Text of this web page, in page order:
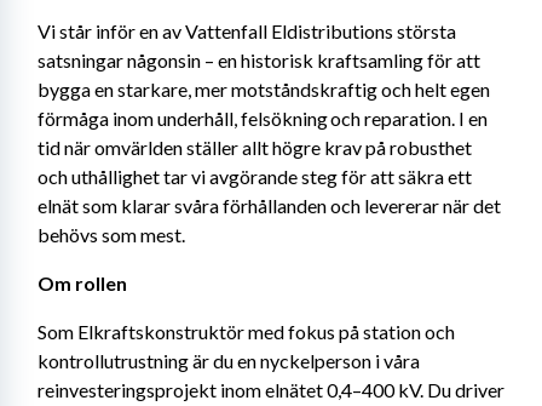
Vi står inför en av Vattenfall Eldistributions största
satsningar någonsin – en historisk kraftsamling för att
bygga en starkare, mer motståndskraftig och helt egen
förmåga inom underhåll, felsökning och reparation. I en
tid när omvärlden ställer allt högre krav på robusthet
och uthållighet tar vi avgörande steg för att säkra ett
elnät som klarar svåra förhållanden och levererar när det
behövs som mest.
Om rollen
Som Elkraftskonstruktör med fokus på station och
kontrollutrustning är du en nyckelperson i våra
reinvesteringsprojekt inom elnätet 0,4–400 kV. Du driver